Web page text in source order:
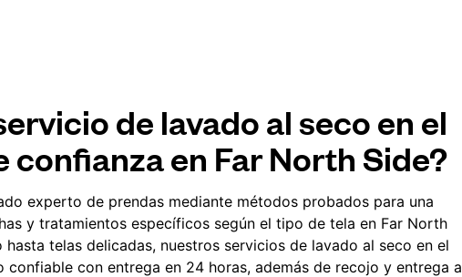
de lavado al seco en el
confianza en Far North Side?
experto de prendas mediante métodos probados para una
y tratamientos específicos según el tipo de tela en Far North
telas delicadas, nuestros servicios de lavado al seco en el
confiable con entrega en 24 horas, además de recojo y entrega a